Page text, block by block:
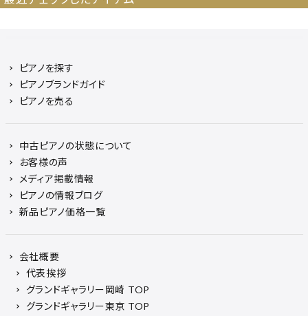
ピアノを探す
ピアノブランドガイド
ピアノを売る
中古ピアノの状態について
お客様の声
メディア掲載情報
ピアノの情報ブログ
新品ピアノ価格一覧
会社概要
代表挨拶
グランドギャラリー岡崎 TOP
グランドギャラリー東京 TOP